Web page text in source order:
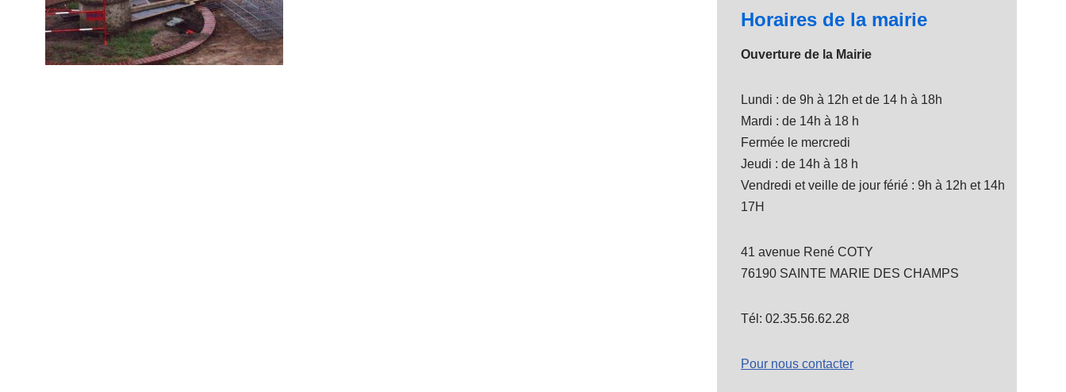
Horaires de la mairie
Ouverture de la Mairie
Lundi : de 9h à 12h et de 14 h à 18h
Mardi : de 14h à 18 h
Fermée le mercredi
Jeudi : de 14h à 18 h
Vendredi et veille de jour férié : 9h à 12h et 14h
17H
41 avenue René COTY
76190 SAINTE MARIE DES CHAMPS
Tél: 02.35.56.62.28
Pour nous contacter